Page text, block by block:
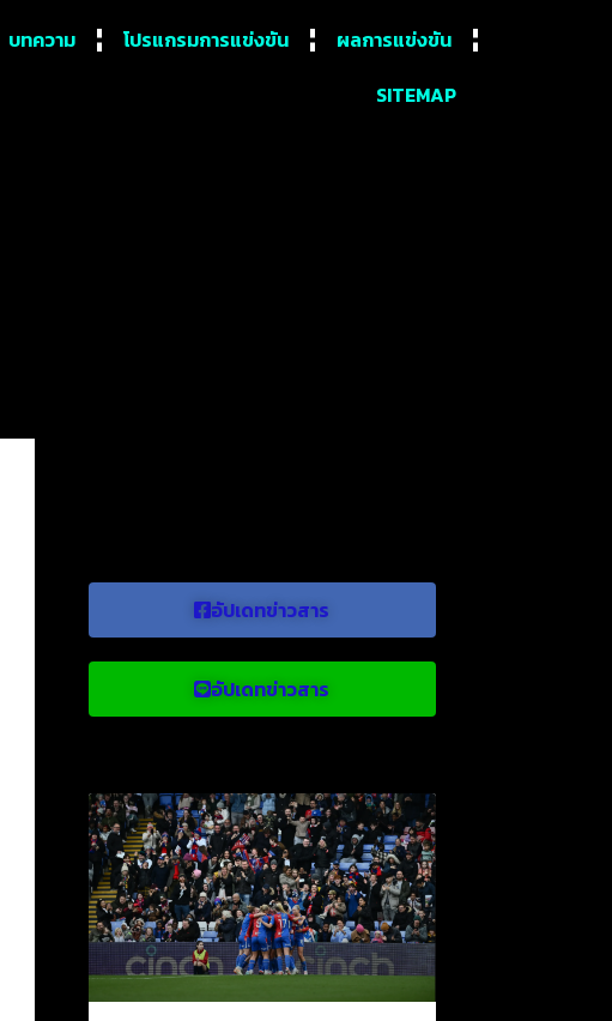
บทความ โปรแกรมการแข่งขัน
ผลการแข่งขัน
SITEMAP
อัปเดทข่าวสาร
อัปเดทข่าวสาร